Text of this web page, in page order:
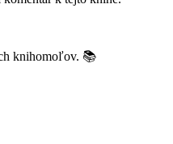
knihomoľov. 📚